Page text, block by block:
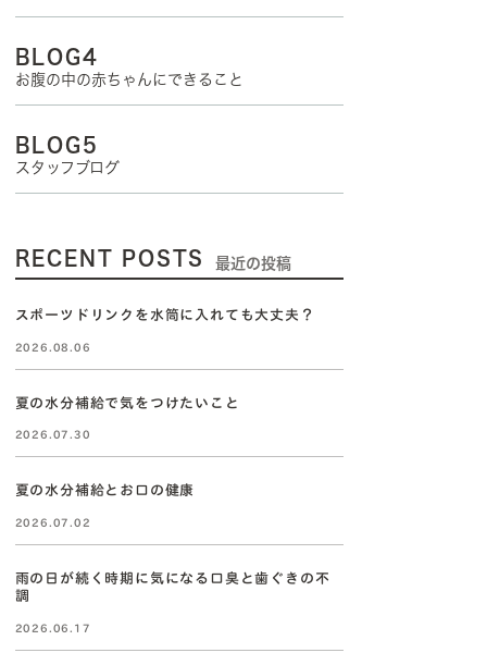
BLOG4
お腹の中の赤ちゃんにできること
BLOG5
スタッフブログ
RECENT POSTS 最近の投稿
スポーツドリンクを水筒に入れても大丈夫？
2026.08.06
夏の水分補給で気をつけたいこと
2026.07.30
夏の水分補給とお口の健康
2026.07.02
雨の日が続く時期に気になる口臭と歯ぐきの不
調
2026.06.17